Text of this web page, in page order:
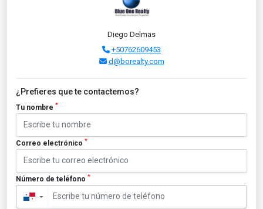
Diego Delmas
+50762609453
d@borealty.com
¿Prefieres que te contactemos?
Tu nombre *
Correo electrónico *
Número de teléfono *
▼